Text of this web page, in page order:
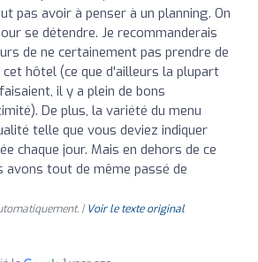
pas avoir à penser à un planning. On
se détendre. Je recommanderais
de ne certainement pas prendre de
cet hôtel (ce que d'ailleurs la plupart
il y a plein de bons
De plus, la variété du menu
telle que vous deviez indiquer
chaque jour. Mais en dehors de ce
avons tout de même passé de
| Voir le texte original